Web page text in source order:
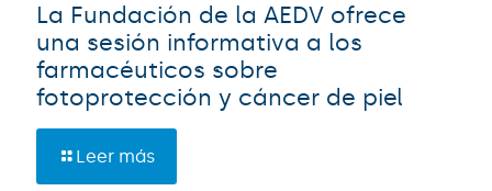
La Fundación de la AEDV ofrece
una sesión informativa a los
farmacéuticos sobre
fotoprotección y cáncer de piel
Leer más